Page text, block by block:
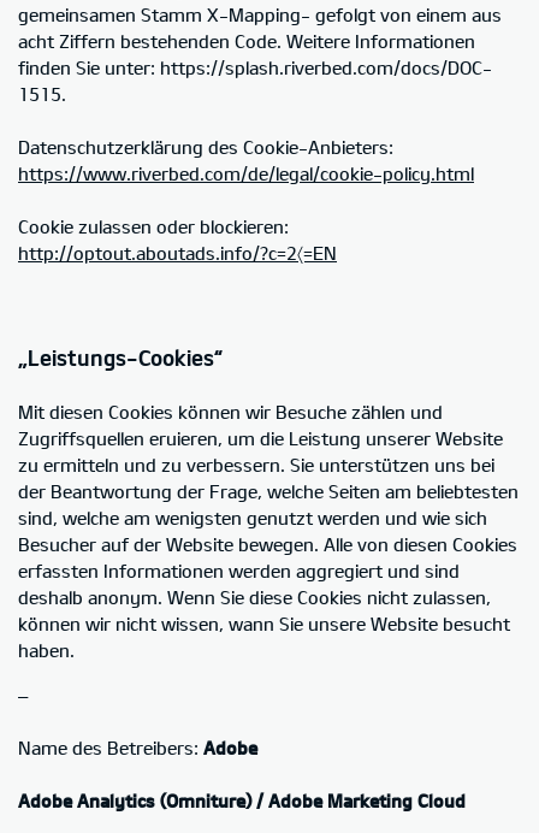
gemeinsamen Stamm X-Mapping- gefolgt von einem aus
acht Ziffern bestehenden Code. Weitere Informationen
finden Sie unter: https://splash.riverbed.com/docs/DOC-
1515.
Datenschutzerklärung des Cookie-Anbieters:
https://www.riverbed.com/de/legal/cookie-policy.html
Cookie zulassen oder blockieren:
http://optout.aboutads.info/?c=2〈=EN
„Leistungs-Cookies“
Mit diesen Cookies können wir Besuche zählen und
Zugriffsquellen eruieren, um die Leistung unserer Website
zu ermitteln und zu verbessern. Sie unterstützen uns bei
der Beantwortung der Frage, welche Seiten am beliebtesten
sind, welche am wenigsten genutzt werden und wie sich
Besucher auf der Website bewegen. Alle von diesen Cookies
erfassten Informationen werden aggregiert und sind
deshalb anonym. Wenn Sie diese Cookies nicht zulassen,
können wir nicht wissen, wann Sie unsere Website besucht
haben.
–
Name des Betreibers: Adobe
Adobe Analytics (Omniture) / Adobe Marketing Cloud